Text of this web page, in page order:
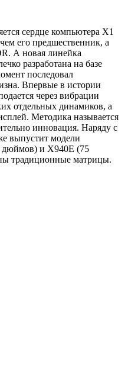
сердце компьютера X1
его предшественник, а
А новая линейка
разработана на базе
последовал
Впервые в истории
через вибрации
отдельных динамиков, а
Методика называется
инновация. Наряду с
выпустит модели
дюймов) и X940E (75
традиционные матрицы.